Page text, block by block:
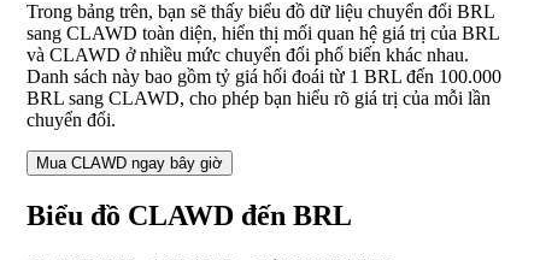
Trong bảng trên, bạn sẽ thấy biểu đồ dữ liệu chuyển đổi BRL
sang CLAWD toàn diện, hiển thị mối quan hệ giá trị của BRL
và CLAWD ở nhiều mức chuyển đổi phổ biến khác nhau.
Danh sách này bao gồm tỷ giá hối đoái từ 1 BRL đến 100.000
BRL sang CLAWD, cho phép bạn hiểu rõ giá trị của mỗi lần
chuyển đổi.
Mua CLAWD ngay bây giờ
Biểu đồ CLAWD đến BRL